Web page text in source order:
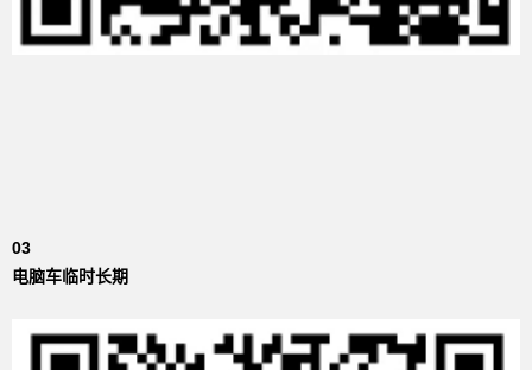
03
电脑车临时长期